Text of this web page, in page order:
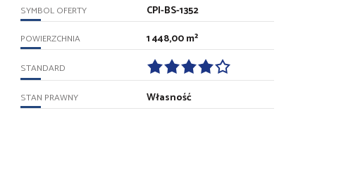
SYMBOL OFERTY CPI-BS-1352
POWIERZCHNIA 1 448,00 m²
STANDARD
STAN PRAWNY Własność